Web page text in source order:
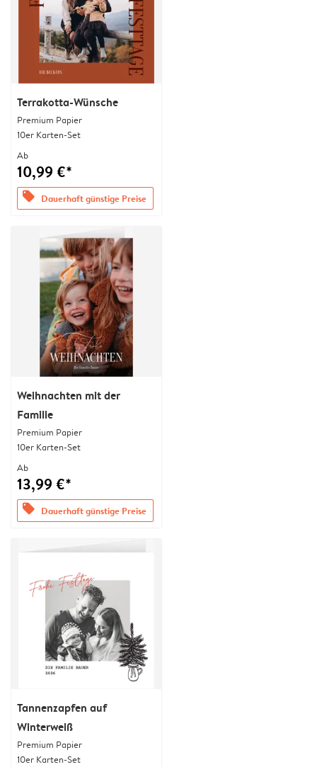
Terrakotta-Wünsche
Premium Papier
10er Karten-Set
Ab
10,99 €*
offers Dauerhaft günstige Preise
Weihnachten mit der
Familie
Premium Papier
10er Karten-Set
Ab
13,99 €*
offers Dauerhaft günstige Preise
Tannenzapfen auf
Winterweiß
Premium Papier
10er Karten-Set